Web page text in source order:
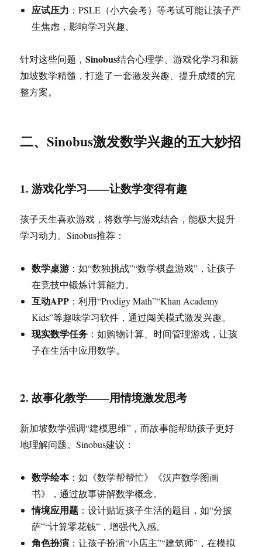
应试压力 ：PSLE（小六会考）等考试可能让孩子产
生焦虑，影响学习兴趣。
针对这些问题，Sinobus结合心理学、游戏化学习和新
加坡数学精髓，打造了一套激发兴趣、提升成绩的完
整方案。
二、Sinobus激发数学兴趣的五大妙招
1. 游戏化学习——让数学变得有趣
孩子天生喜欢游戏，将数学与游戏结合，能极大提升
学习动力。Sinobus推荐：
数学桌游 ：如“数独挑战”“数学棋盘游戏”，让孩子
在竞技中锻炼计算能力。
互动APP ：利用“Prodigy Math”“Khan Academy
Kids”等趣味学习软件，通过闯关模式激发兴趣。
现实数学任务 ：如购物计算、时间管理游戏，让孩
子在生活中应用数学。
2. 故事化教学——用情境激发思考
新加坡数学强调“建模思维”，而故事能帮助孩子更好
地理解问题。Sinobus建议：
数学绘本：如《数学帮帮忙》《汉声数学图画
书》，通过故事讲解数学概念。
情境应用题 ：设计贴近孩子生活的题目，如“分披
萨”“计算零花钱”，增强代入感。
角色扮演 ：让孩子扮演“小店主”“建筑师”，在模拟